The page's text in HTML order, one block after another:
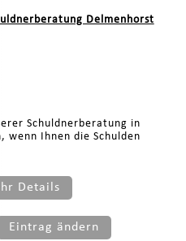
Delmenhorst
Schuldnerberatung in
wenn Ihnen die Schulden
Details
Eintrag ändern